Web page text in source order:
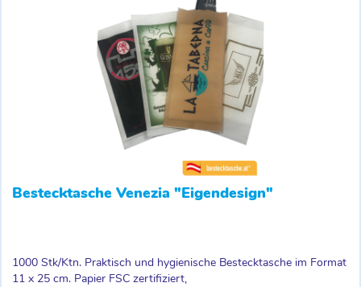
Bestecktasche Venezia "Eigendesign"
1000 Stk/Ktn. Praktisch und hygienische Bestecktasche im Format
11 x 25 cm. Papier FSC zertifiziert,